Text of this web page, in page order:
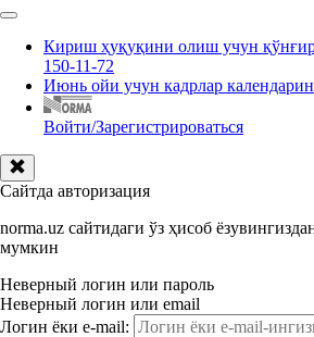
Кириш ҳуқуқини олиш учун
150-11-72
Июнь ойи учун кадрлар
Войти/Зарегистрироваться
Сайтда авторизация
norma.uz сайтидаги ўз ҳисоб
мумкин
Неверный логин или пароль
Неверный логин или email
Логин ёки e-mail: